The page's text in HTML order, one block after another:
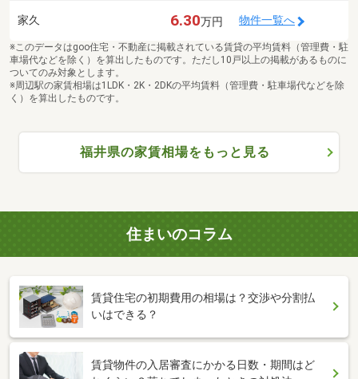
家久 6.30万円 物件一覧へ
※このデータはgoo住宅・不動産に掲載されている賃貸の平均賃料（管理費・駐
車場代などを除く）を算出したものです。ただし10戸以上の掲載があるものに
ついてのみ対象とします。
※周辺駅の家賃相場は1LDK・2K・2DKの平均賃料（管理費・駐車場代などを除
く）を算出したものです。
福井県の家賃相場をもっと見る
住まいのコラム
賃貸住宅の初期費用の相場は？交渉や分割払
いはできる？
賃貸物件の入居審査にかかる日数・期間はど